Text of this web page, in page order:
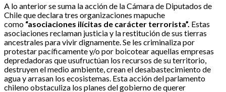
A lo anterior se suma la acción de la Cámara de Diputados de
Chile que declara tres organizaciones mapuche
como “asociaciones ilícitas de carácter terrorista”. Estas
asociaciones reclaman justicia y la restitución de sus tierras
ancestrales para vivir dignamente. Se les criminaliza por
protestar pacíficamente y/o por boicotear aquellas empresas
depredadoras que usufructúan los recursos de su territorio,
destruyen el medio ambiente, crean el desabastecimiento de
agua y arrasan los ecosistemas. Esta acción del parlamento
chileno obstaculiza los planes del gobierno de querer